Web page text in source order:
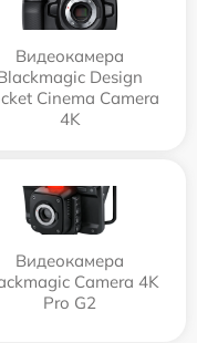
Видеокамера
Design
Cinema Camera
4K
Видеокамера
Camera 4K
Pro G2